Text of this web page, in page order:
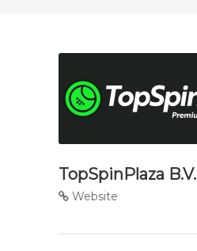
TopSpinPlaza B.V.
Website